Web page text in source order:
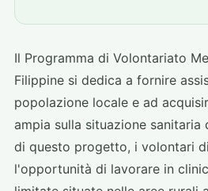
Il Programma di Volontariato
Filippine si dedica a fornire
popolazione locale e ad
ampia sulla situazione sanitaria
di questo progetto, i volontari
l'opportunità di lavorare in